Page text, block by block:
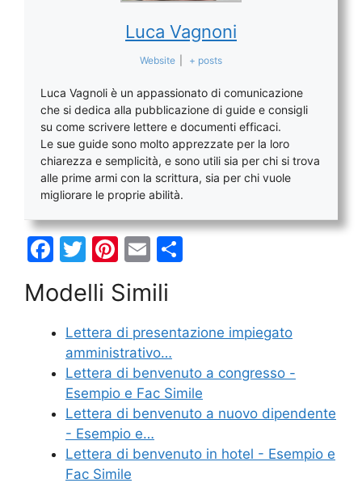
Luca Vagnoni
Website + posts
Luca Vagnoli è un appassionato di comunicazione
che si dedica alla pubblicazione di guide e consigli
su come scrivere lettere e documenti efficaci.
Le sue guide sono molto apprezzate per la loro
chiarezza e semplicità, e sono utili sia per chi si trova
alle prime armi con la scrittura, sia per chi vuole
migliorare le proprie abilità.
F
c
e
b
o
o
k
T
itt
er
Pi
er
e
st
E
ai
l
di
di
Modelli Simili
Lettera di presentazione impiegato
amministrativo…
Lettera di benvenuto a congresso -
Esempio e Fac Simile
Lettera di benvenuto a nuovo dipendente
- Esempio e…
Lettera di benvenuto in hotel - Esempio e
Fac Simile